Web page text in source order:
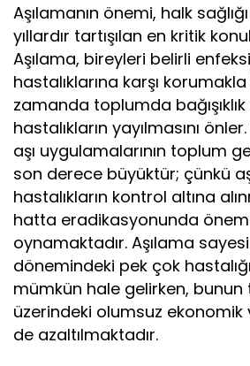
Aşılamanın önemi, halk
yıllardır tartışılan en kritik
Aşılama, bireyleri belirli
hastalıklarına karşı
zamanda toplumda
hastalıkların yayılmasını
aşı uygulamalarının toplum
son derece büyüktür; çünkü
hastalıkların kontrol altına
hatta eradikasyonunda
oynamaktadır. Aşılama
dönemindeki pek çok
mümkün hale gelirken,
üzerindeki olumsuz ekonomik
de azaltılmaktadır.